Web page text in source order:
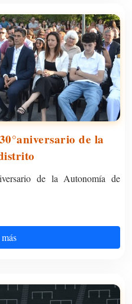
de la
de la Autonomía de